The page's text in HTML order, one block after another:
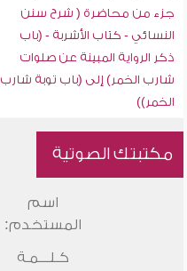
جزء من محاضرة ( شرح سنن
النسائي - كتاب الأشربة - (باب
ذكر الرواية المبينة عن صلوات
شارب الخمر) إلى (باب توبة شارب
الخمر))
مكتبتك الصوتية
اسم
المستخدم:
كـلـــمـة